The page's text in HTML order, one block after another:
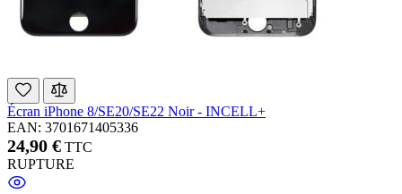
Écran iPhone 8/SE20/SE22 Noir - INCELL+
EAN: 3701671405336
24,90 € TTC
RUPTURE